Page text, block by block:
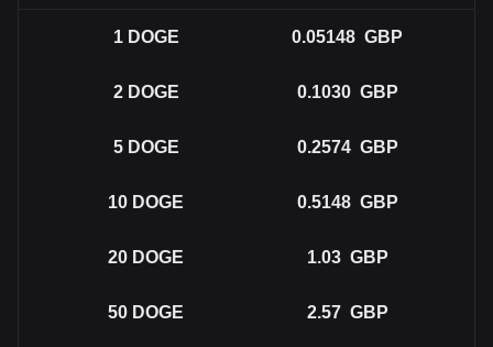
1 DOGE 0.05148 GBP
2 DOGE 0.1030 GBP
5 DOGE 0.2574 GBP
10 DOGE 0.5148 GBP
20 DOGE 1.03 GBP
50 DOGE 2.57 GBP